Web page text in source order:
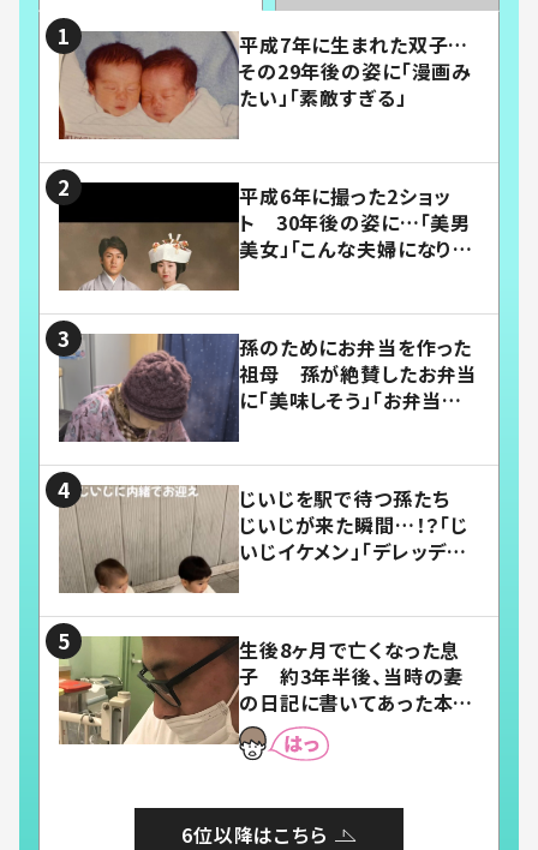
平成7年に生まれた双子…
その29年後の姿に「漫画み
たい」「素敵すぎる」
平成6年に撮った2ショッ
ト 30年後の姿に…「美男
美女」「こんな夫婦になりた
孫のためにお弁当を作った
祖母 孫が絶賛したお弁当
に「美味しそう」「お弁当すご
じいじを駅で待つ孫たち
じいじが来た瞬間…！？「じ
いじイケメン」「デレッデレ」
生後8ヶ月で亡くなった息
子 約3年半後、当時の妻
の日記に書いてあった本音
とは
6位以降はこちら